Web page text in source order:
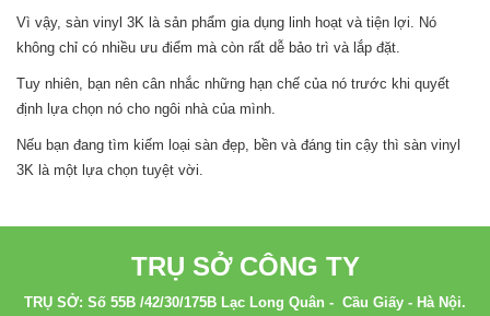
Vì vậy, sàn vinyl 3K là sản phẩm gia dụng linh hoạt và tiện lợi. Nó
không chỉ có nhiều ưu điểm mà còn rất dễ bảo trì và lắp đặt.
Tuy nhiên, bạn nên cân nhắc những hạn chế của nó trước khi quyết
định lựa chọn nó cho ngôi nhà của mình.
Nếu bạn đang tìm kiếm loại sàn đẹp, bền và đáng tin cậy thì sàn vinyl
3K là một lựa chọn tuyệt vời.
TRỤ SỞ CÔNG TY
TRỤ SỞ: Số 55B /42/30/175B Lạc Long Quân - Cầu Giấy - Hà Nội.